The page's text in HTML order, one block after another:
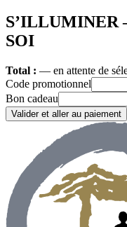
S’ILLUMINER
SOI
Total : — en attente de
Code promotionnel
Bon cadeau
Valider et aller au paiement